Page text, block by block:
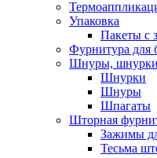
Упаковка
Пакеты с
Фурнитура для
Шнуры,
Шнурки
Шнуры
Шпагаты
Шторная
Зажимы
Тесьма